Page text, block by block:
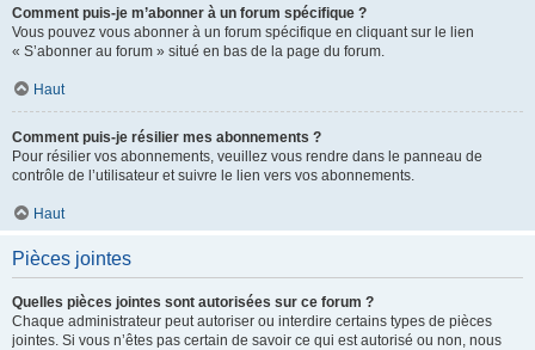
Comment puis-je m’abonner à un forum spécifique ?
Vous pouvez vous abonner à un forum spécifique en cliquant sur le lien
« S’abonner au forum » situé en bas de la page du forum.
Haut
Comment puis-je résilier mes abonnements ?
Pour résilier vos abonnements, veuillez vous rendre dans le panneau de
contrôle de l’utilisateur et suivre le lien vers vos abonnements.
Haut
Pièces jointes
Quelles pièces jointes sont autorisées sur ce forum ?
Chaque administrateur peut autoriser ou interdire certains types de pièces
jointes. Si vous n’êtes pas certain de savoir ce qui est autorisé ou non, nous